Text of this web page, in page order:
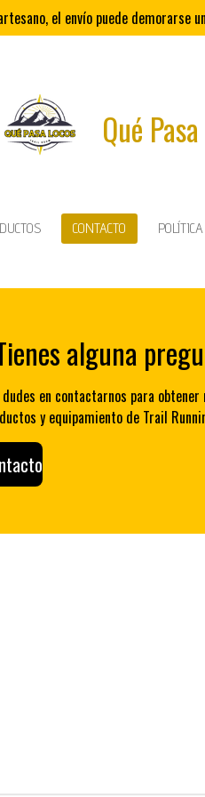
el envío puede demorarse
Qué
CONTACTO
alguna
dudes en contactarnos para
y equipamiento de Trail